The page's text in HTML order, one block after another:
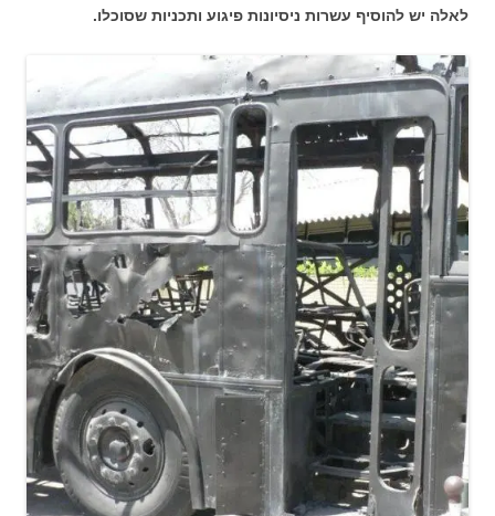
לאלה יש להוסיף עשרות ניסיונות פיגוע ותכניות שסוכלו.